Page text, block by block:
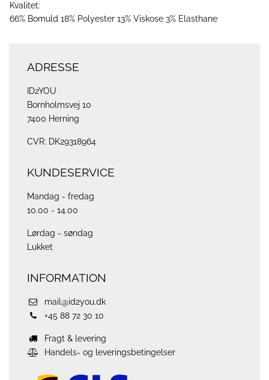
Kvalitet:
66% Bomuld 18% Polyester 13% Viskose 3% Elasthane
ADRESSE
ID2YOU
Bornholmsvej 10
7400 Herning
CVR: DK29318964
KUNDESERVICE
Mandag - fredag
10.00 - 14.00
Lørdag - søndag
Lukket
INFORMATION
mail@id2you.dk
+45 88 72 30 10
Fragt & levering
Handels- og leveringsbetingelser